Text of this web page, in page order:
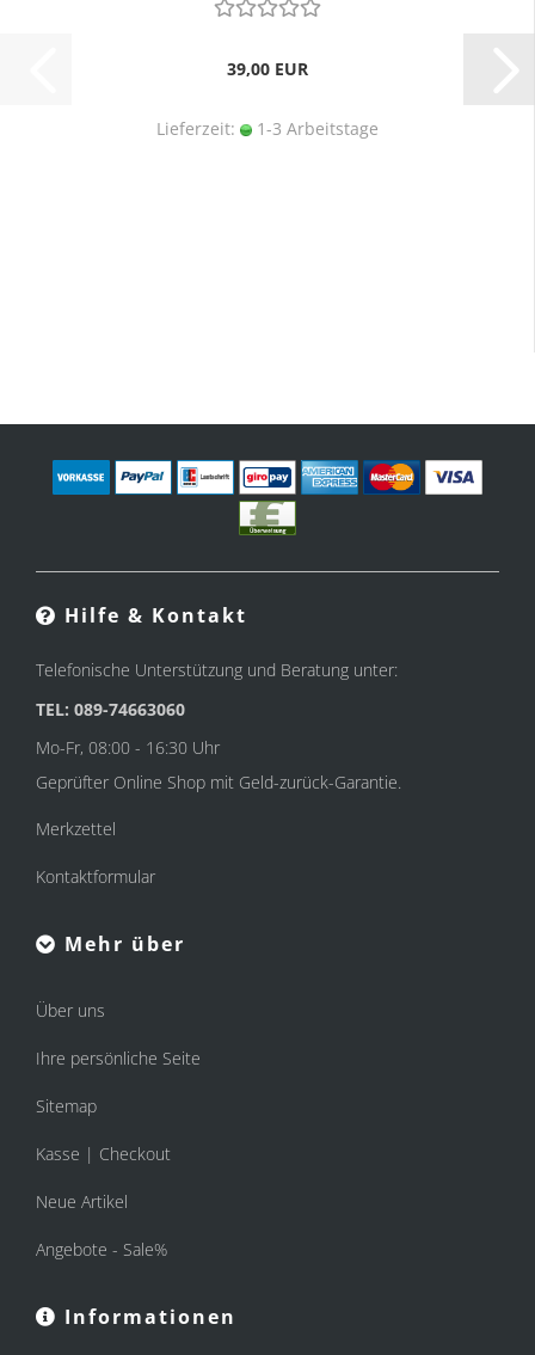
39,00 EUR
Lieferzeit: 1-3 Arbeitstage
Hilfe & Kontakt
Telefonische Unterstützung und Beratung unter:
TEL: 089-74663060
Mo-Fr, 08:00 - 16:30 Uhr
Geprüfter Online Shop mit Geld-zurück-Garantie.
Merkzettel
Kontaktformular
Mehr über
Über uns
Ihre persönliche Seite
Sitemap
Kasse | Checkout
Neue Artikel
Angebote - Sale%
Informationen